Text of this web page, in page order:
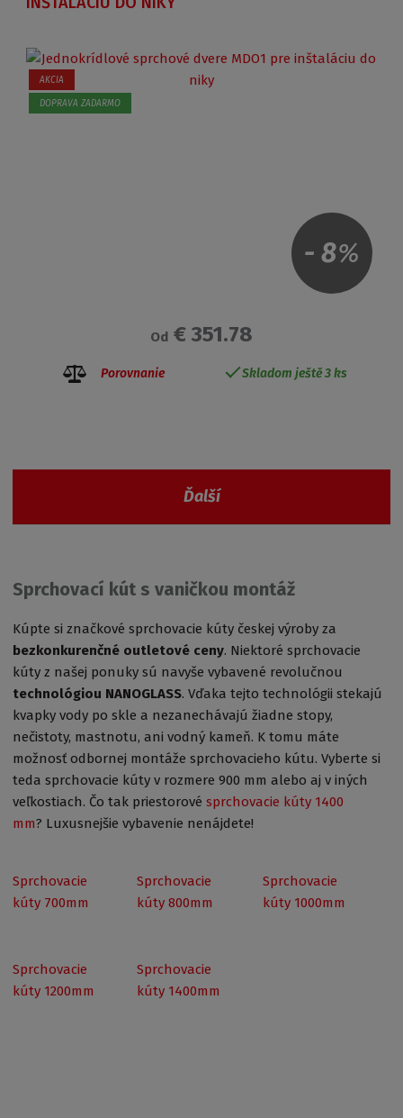
- 8%
AKCIA
DOPRAVA ZADARMO
Od € 351.78
Porovnanie Skladom ještě 3 ks
Ďalší
Sprchovací kút s vaničkou montáž
Kúpte si značkové sprchovacie kúty českej výroby za
bezkonkurenčné outletové ceny. Niektoré sprchovacie
kúty z našej ponuky sú navyše vybavené revolučnou
technológiou NANOGLASS. Vďaka tejto technológii stekajú
kvapky vody po skle a nezanechávajú žiadne stopy,
nečistoty, mastnotu, ani vodný kameň. K tomu máte
možnosť odbornej montáže sprchovacieho kútu. Vyberte si
teda sprchovacie kúty v rozmere 900 mm alebo aj v iných
veľkostiach. Čo tak priestorovésprchovacie kúty 1400
mm? Luxusnejšie vybavenie nenájdete!
Sprchovacie
kúty 700mm
Sprchovacie
kúty 800mm
Sprchovacie
kúty 1000mm
Sprchovacie
kúty 1200mm
Sprchovacie
kúty 1400mm